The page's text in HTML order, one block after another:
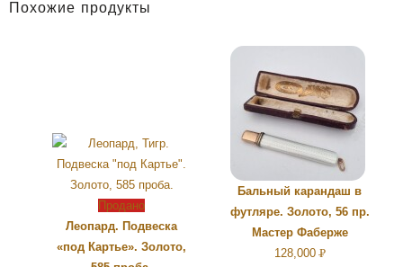
Похожие продукты
Продано
Леопард. Подвеска
«под Картье». Золото,
Бальный карандаш в
футляре. Золото, 56 пр.
Мастер Фаберже
128,000Р